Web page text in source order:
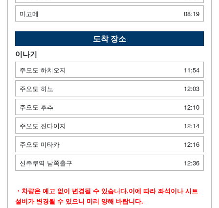
마고메
08:19
도착 장소
이나기
주오도 하치오지
11:54
주오도 히노
12:03
주오도 후추
12:10
주오도 진다이지
12:14
주오도 미타카
12:16
신주쿠역 남쪽출구
12:36
・차량은 예고 없이 변경될 수 있습니다.이에 따라 좌석이나 시트
설비가 변경될 수 있으니 미리 양해 바랍니다.